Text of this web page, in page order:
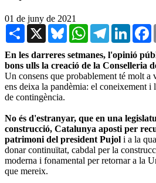
01 de juny de 2021
Share X BlueskyWhatsAppTelegram
En les darreres setmanes, l'opinió
bons ulls la creació de la Conselleria
Un consens que probablement té molt a
ens deixa la pandèmia: el coneixement i
de contingència.
No és d'estranyar, que en una
construcció, Catalunya aposti per
patrimoni del president Pujol i a la
donar continuïtat, cabdal per la
moderna i fonamental per retornar a la
que mereix.